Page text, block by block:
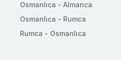
Osmanlıca - Almanca
Osmanlıca - Rumca
Rumca - Osmanlıca